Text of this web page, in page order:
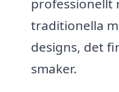
professionellt
traditionella
designs, det
smaker.